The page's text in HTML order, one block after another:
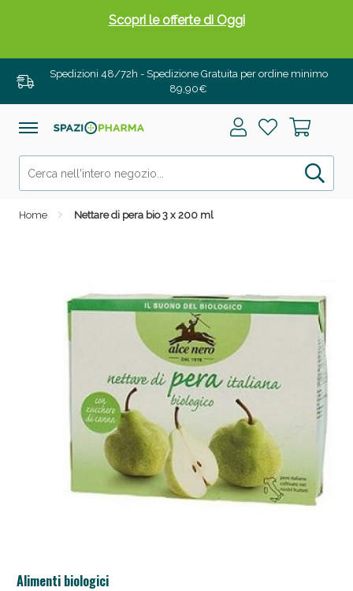
Spedizioni 48/72h - Spedizione Gratuita per ordine minimo
89,90€
Home Nettare di pera bio 3 x 200 ml
Alimenti biologici
Scopri le offerte di Oggi
Drenanti e Pancia Piatta: Sconti fino al 55% validi
solo per OGGI!
Salini e Multivitaminici: oggi Sconto extra fino al